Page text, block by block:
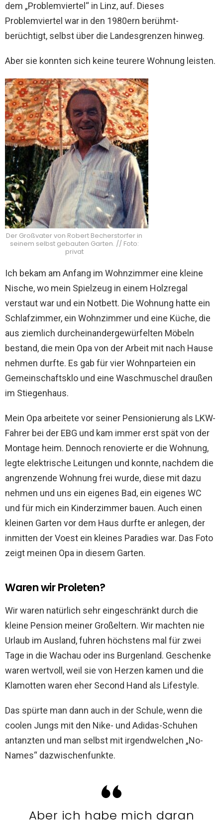
dem „Problemviertel“ in Linz, auf. Dieses
Problemviertel war in den 1980ern berühmt-
berüchtigt, selbst über die Landesgrenzen hinweg.
Aber sie konnten sich keine teurere Wohnung leisten.
Der Großvater von Robert Becherstorfer in
seinem selbst gebauten Garten. // Foto:
privat
Ich bekam am Anfang im Wohnzimmer eine kleine
Nische, wo mein Spielzeug in einem Holzregal
verstaut war und ein Notbett. Die Wohnung hatte ein
Schlafzimmer, ein Wohnzimmer und eine Küche, die
aus ziemlich durcheinandergewürfelten Möbeln
bestand, die mein Opa von der Arbeit mit nach Hause
nehmen durfte. Es gab für vier Wohnparteien ein
Gemeinschaftsklo und eine Waschmuschel draußen
im Stiegenhaus.
Mein Opa arbeitete vor seiner Pensionierung als LKW-
Fahrer bei der EBG und kam immer erst spät von der
Montage heim. Dennoch renovierte er die Wohnung,
legte elektrische Leitungen und konnte, nachdem die
angrenzende Wohnung frei wurde, diese mit dazu
nehmen und uns ein eigenes Bad, ein eigenes WC
und für mich ein Kinderzimmer bauen. Auch einen
kleinen Garten vor dem Haus durfte er anlegen, der
inmitten der Voest ein kleines Paradies war. Das Foto
zeigt meinen Opa in diesem Garten.
Waren wir Proleten?
Wir waren natürlich sehr eingeschränkt durch die
kleine Pension meiner Großeltern. Wir machten nie
Urlaub im Ausland, fuhren höchstens mal für zwei
Tage in die Wachau oder ins Burgenland. Geschenke
waren wertvoll, weil sie von Herzen kamen und die
Klamotten waren eher Second Hand als Lifestyle.
Das spürte man dann auch in der Schule, wenn die
coolen Jungs mit den Nike- und Adidas-Schuhen
antanzten und man selbst mit irgendwelchen „No-
Names“ dazwischenfunkte.
Aber ich habe mich daran